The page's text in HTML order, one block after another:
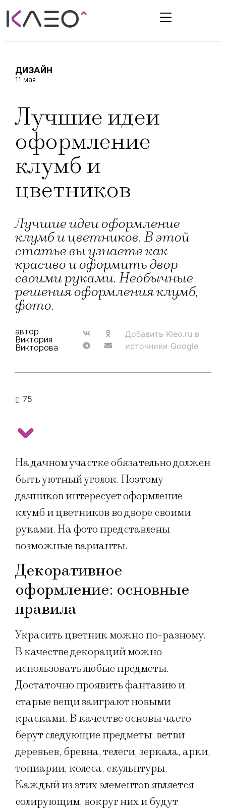
ДИЗАЙН
11 мая
Лучшие идеи
оформление
клумб и
цветников
Лучшие идеи оформление
клумб и цветников. В этой
статье вы узнаете как
красиво и оформить двор
своими руками. Необычные
решения оформления клумб,
фото.
автор
Виктория
Викторова
Добавить Kleo.ru в
источники Google
75
На дачном участке обязательно должен
быть уютный уголок. Поэтому
дачников интересует оформление
клумб и цветников во дворе своими
руками. На фото представлены
возможные варианты.
Декоративное
оформление: основные
правила
Украсить цветник можно по-разному.
В качестве декораций можно
использовать любые предметы.
Достаточно проявить фантазию и
старые вещи заиграют новыми
красками. В качестве основы часто
берут следующие предметы: ветви
деревьев, бревна, телеги, зеркала, арки,
топиарии, колеса, скульптуры.
Каждый из этих элементов является
солирующим, вокруг них и будут